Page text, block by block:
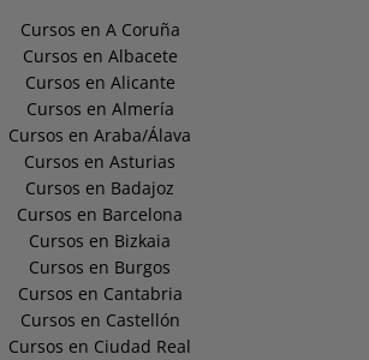
Cursos en A Coruña
Cursos en Albacete
Cursos en Alicante
Cursos en Almería
Cursos en Araba/Álava
Cursos en Asturias
Cursos en Badajoz
Cursos en Barcelona
Cursos en Bizkaia
Cursos en Burgos
Cursos en Cantabria
Cursos en Castellón
Cursos en Ciudad Real